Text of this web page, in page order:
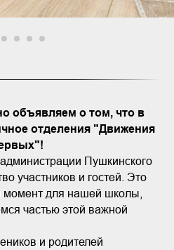
объявляем о том, что в
отделения "Движения
Пушкинского
участников и гостей. Это
для нашей школы,
частью этой важной
и родителей